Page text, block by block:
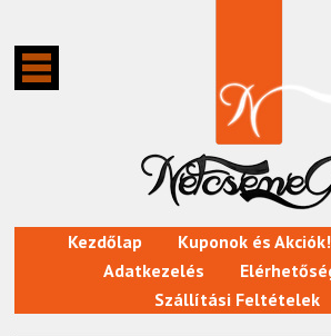
Kezdőlap Kuponok és Akciók!
Adatkezelés
Szállítási Feltételek